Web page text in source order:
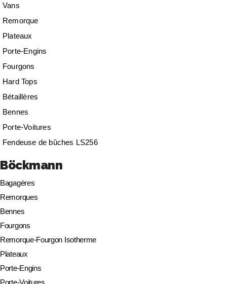
Vans
Remorque
Plateaux
Porte-Engins
Fourgons
Hard Tops
Bétaillères
Bennes
Porte-Voitures
Fendeuse de bûches LS256
Böckmann
Bagagères
Remorques
Bennes
Fourgons
Remorque-Fourgon Isotherme
Plateaux
Porte-Engins
Porte-Voitures